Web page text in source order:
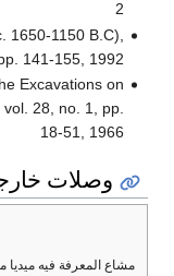
2
1650-1150 B.C),
141-155, 1992
Excavations on
28, no. 1, pp.
18-51, 1966
وصلات
مشاع المعرفة فيه ميديا